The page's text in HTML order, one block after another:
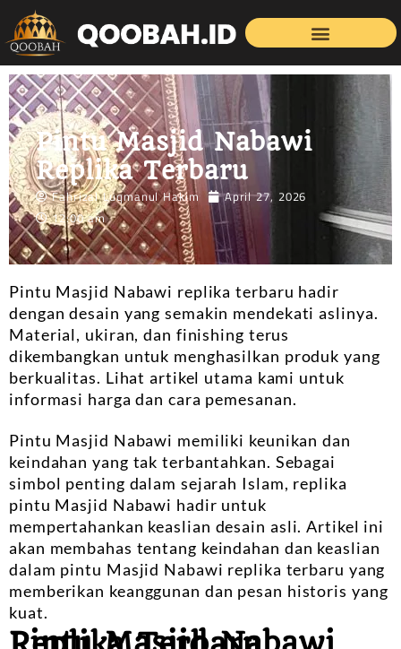
Pintu Masjid Nabawi
Replika Terbaru
Fahrizal Luqmanul Hakim
April 27, 2026
12:00 am
Pintu Masjid Nabawi replika terbaru hadir
dengan desain yang semakin mendekati aslinya.
Material, ukiran, dan finishing terus
dikembangkan untuk menghasilkan produk yang
berkualitas. Lihat artikel utama kami untuk
informasi harga dan cara pemesanan.
Pintu Masjid Nabawi memiliki keunikan dan
keindahan yang tak terbantahkan. Sebagai
simbol penting dalam sejarah Islam, replika
pintu Masjid Nabawi hadir untuk
mempertahankan keaslian desain asli. Artikel ini
akan membahas tentang keindahan dan keaslian
dalam pintu Masjid Nabawi replika terbaru yang
memberikan keanggunan dan pesan historis yang
kuat.